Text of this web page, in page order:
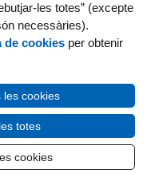
les totes” (excepte
necessàries).
de cookies per obtenir
les cookies
totes
cookies